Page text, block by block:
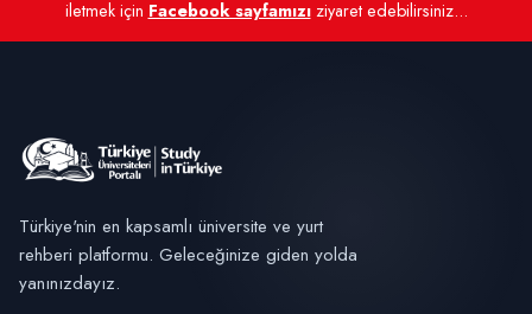
iletmek için Facebook sayfamızıziyaret edebilirsiniz...
Türkiye'nin en kapsamlı üniversite ve yurt
rehberi platformu. Geleceğinize giden yolda
yanınızdayız.